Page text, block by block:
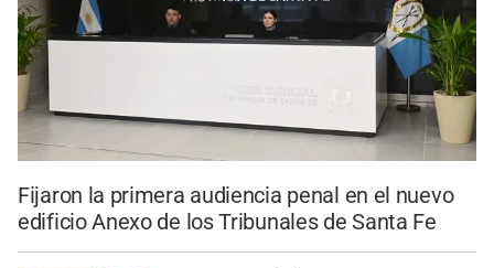
Fijaron la primera audiencia penal en el nuevo
edificio Anexo de los Tribunales de Santa Fe